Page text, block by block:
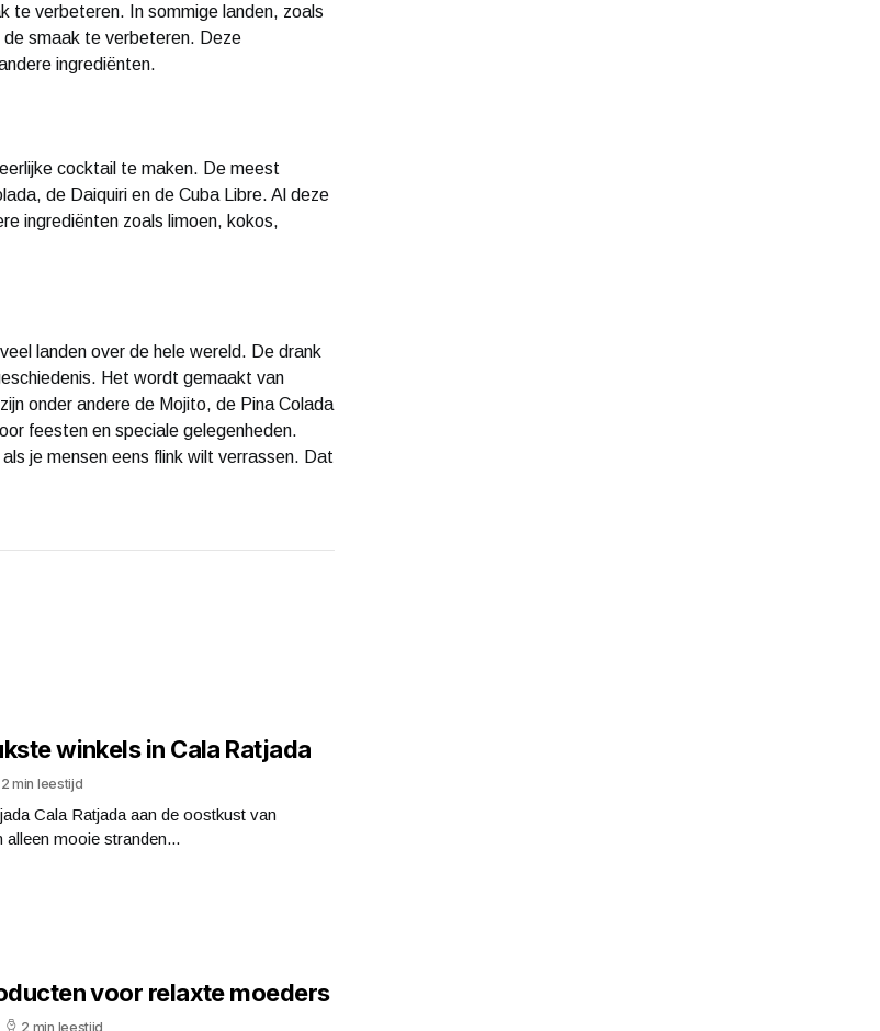
te verbeteren. In sommige landen, zoals
smaak te verbeteren. Deze
ingrediënten.
cocktail te maken. De meest
de Daiquiri en de Cuba Libre. Al deze
ingrediënten zoals limoen, kokos,
landen over de hele wereld. De drank
Het wordt gemaakt van
onder andere de Mojito, de Pina Colada
feesten en speciale gelegenheden.
je mensen eens flink wilt verrassen. Dat
winkels in Cala Ratjada
2 min leestijd
Cala Ratjada aan de oostkust van
alleen mooie stranden...
voor relaxte moeders
2 min leestijd